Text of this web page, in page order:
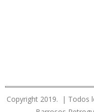
Copyright 2019. | Todos